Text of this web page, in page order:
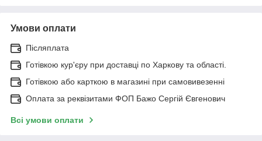
Умови оплати
Післяплата
Готівкою кур'єру при доставці по Харкову та області.
Готівкою або карткою в магазині при самовивезенні
Оплата за реквізитами ФОП Бажо Сергій Євгенович
Всі умови оплати